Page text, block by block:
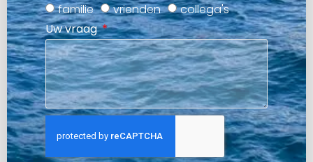
familie
vrienden
collega's
Uw vraag